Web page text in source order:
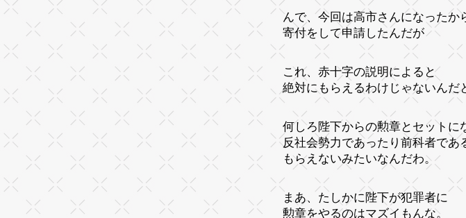
んで、今回は高市さんになったか
寄付をして申請したんだが
これ、赤十字の説明によると
絶対にもらえるわけじゃないんだ
何しろ陛下からの勲章とセットに
反社会勢力であったり前科者であ
もらえないみたいなんだわ。
まあ、たしかに陛下が犯罪者に
勲章をやるのはマズイもんな。